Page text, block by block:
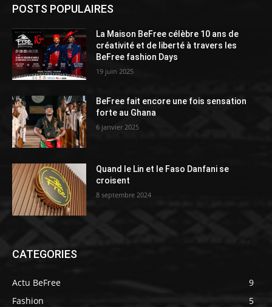
POSTS POPULAIRES
La Maison BeFree célèbre 10 ans de
créativité et de liberté à travers les
BeFree fashion Days
19 juin 2025
BeFree fait encore une fois sensation
forte au Ghana
6 janvier 2025
Quand le Lin et le Faso Danfani se
croisent
8 septembre 2024
CATEGORIES
Actu BeFree
9
Fashion
5